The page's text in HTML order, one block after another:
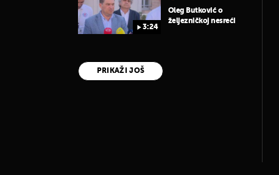
3:24
Oleg Butković o
željezničkoj nesreći
PRIKAŽI JOŠ